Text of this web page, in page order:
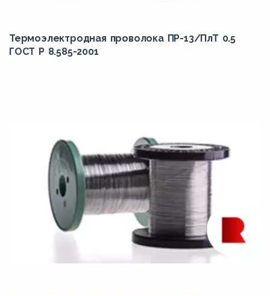
Термоэлектродная проволока ПР-13/ПлТ 0.5
ГОСТ Р 8.585-2001